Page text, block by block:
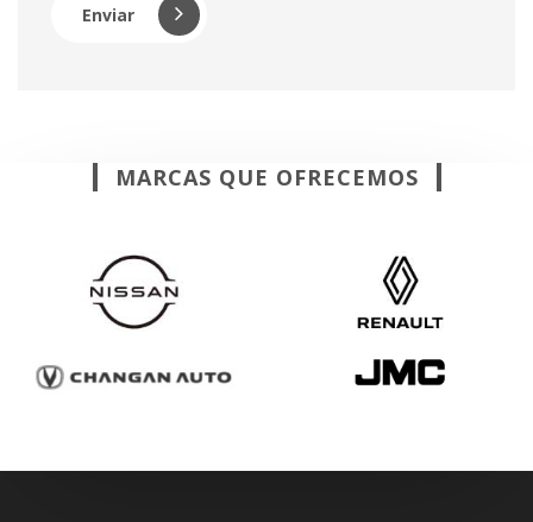
Enviar
MARCAS QUE OFRECEMOS